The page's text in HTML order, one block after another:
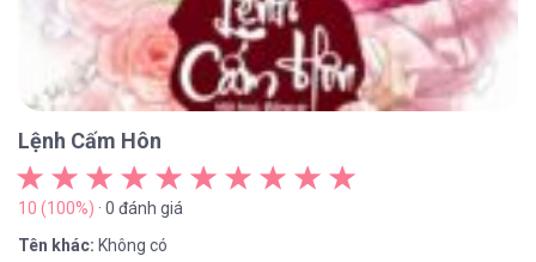
Lệnh Cấm Hôn
10 (100%) · 0 đánh giá
Tên khác: Không có